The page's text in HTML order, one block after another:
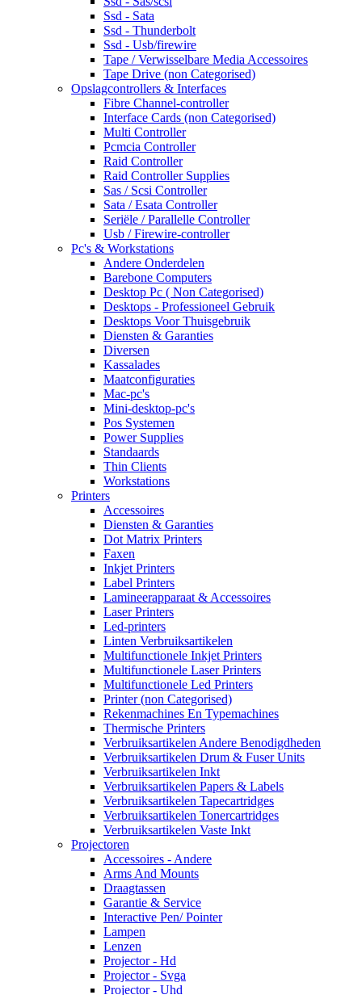
Ssd - Sata
Ssd - Thunderbolt
Ssd - Usb/firewire
Tape / Verwisselbare Media Accessoires
Tape Drive (non Categorised)
Opslagcontrollers & Interfaces
Fibre Channel-controller
Interface Cards (non Categorised)
Multi Controller
Pcmcia Controller
Raid Controller
Raid Controller Supplies
Sas / Scsi Controller
Sata / Esata Controller
Seriële / Parallelle Controller
Usb / Firewire-controller
Pc's & Workstations
Andere Onderdelen
Barebone Computers
Desktop Pc ( Non Categorised)
Desktops - Professioneel Gebruik
Desktops Voor Thuisgebruik
Diensten & Garanties
Diversen
Kassalades
Maatconfiguraties
Mac-pc's
Mini-desktop-pc's
Pos Systemen
Power Supplies
Standaards
Thin Clients
Workstations
Printers
Accessoires
Diensten & Garanties
Dot Matrix Printers
Faxen
Inkjet Printers
Label Printers
Lamineerapparaat & Accessoires
Laser Printers
Led-printers
Linten Verbruiksartikelen
Multifunctionele Inkjet Printers
Multifunctionele Laser Printers
Multifunctionele Led Printers
Printer (non Categorised)
Rekenmachines En Typemachines
Thermische Printers
Verbruiksartikelen Andere Benodigdheden
Verbruiksartikelen Drum & Fuser Units
Verbruiksartikelen Inkt
Verbruiksartikelen Papers & Labels
Verbruiksartikelen Tapecartridges
Verbruiksartikelen Tonercartridges
Verbruiksartikelen Vaste Inkt
Projectoren
Accessoires - Andere
Arms And Mounts
Draagtassen
Garantie & Service
Interactive Pen/ Pointer
Lampen
Lenzen
Projector - Hd
Projector - Svga
Projector - Uhd